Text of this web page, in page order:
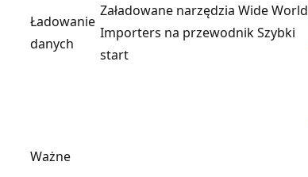
Ładowanie
danych
Załadowane narzędzia Wide World
Importers na przewodnik Szybki
start
Ważne